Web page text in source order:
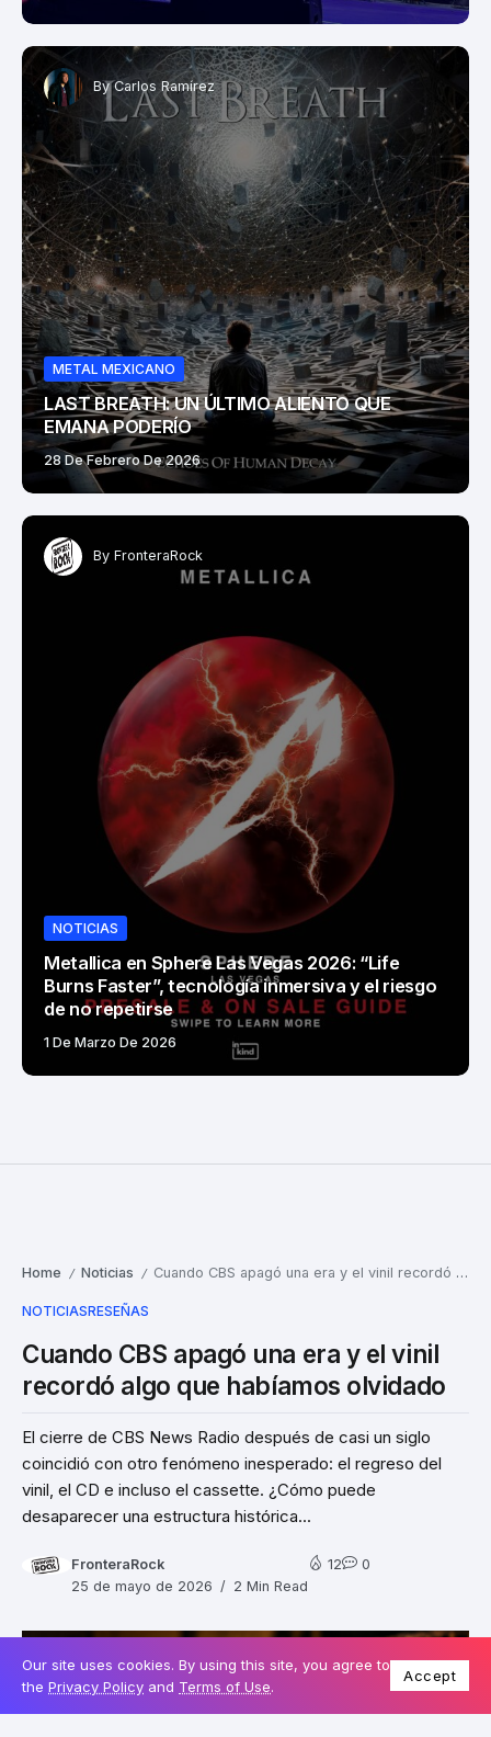
By Carlos Ramírez
METAL MEXICANO
LAST BREATH: UN ÚLTIMO ALIENTO QUE
EMANA PODERÍO
28 De Febrero De 2026
By FronteraRock
NOTICIAS
Metallica en Sphere Las Vegas 2026: “Life
Burns Faster”, tecnología inmersiva y el riesgo
de no repetirse
1 De Marzo De 2026
Home / Noticias / Cuando CBS apagó una era y el vinil recordó algo que habíamos olvidado
NOTICIASRESEÑAS
Cuando CBS apagó una era y el vinil
recordó algo que habíamos olvidado
El cierre de CBS News Radio después de casi un siglo
coincidió con otro fenómeno inesperado: el regreso del
vinil, el CD e incluso el cassette. ¿Cómo puede
desaparecer una estructura histórica...
FronteraRock
25 de mayo de 2026
2 Min Read
12 0
Our site uses cookies. By using this site, you agree to
the Privacy Policy and Terms of Use.
Accept